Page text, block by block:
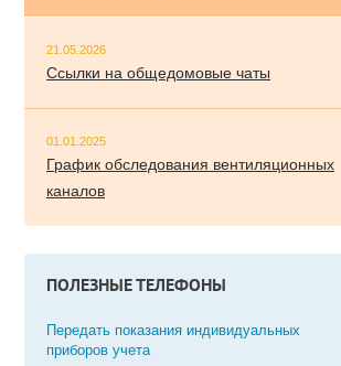
21.05.2026
Ссылки на общедомовые чаты
01.01.2025
График обследования вентиляционных
каналов
ПОЛЕЗНЫЕ ТЕЛЕФОНЫ
Передать показания индивидуальных
приборов учета